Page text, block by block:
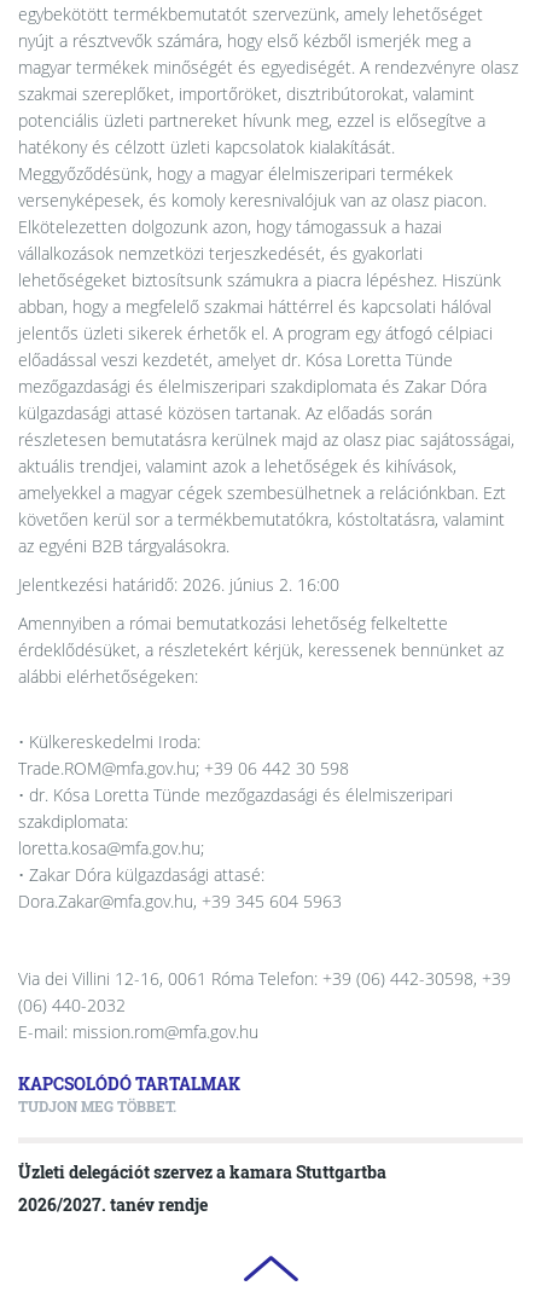
egybekötött termékbemutatót szervezünk, amely lehetőséget
nyújt a résztvevők számára, hogy első kézből ismerjék meg a
magyar termékek minőségét és egyediségét. A rendezvényre olasz
szakmai szereplőket, importőröket, disztribútorokat, valamint
potenciális üzleti partnereket hívunk meg, ezzel is elősegítve a
hatékony és célzott üzleti kapcsolatok kialakítását.
Meggyőződésünk, hogy a magyar élelmiszeripari termékek
versenyképesek, és komoly keresnivalójuk van az olasz piacon.
Elkötelezetten dolgozunk azon, hogy támogassuk a hazai
vállalkozások nemzetközi terjeszkedését, és gyakorlati
lehetőségeket biztosítsunk számukra a piacra lépéshez. Hiszünk
abban, hogy a megfelelő szakmai háttérrel és kapcsolati hálóval
jelentős üzleti sikerek érhetők el. A program egy átfogó célpiaci
előadással veszi kezdetét, amelyet dr. Kósa Loretta Tünde
mezőgazdasági és élelmiszeripari szakdiplomata és Zakar Dóra
külgazdasági attasé közösen tartanak. Az előadás során
részletesen bemutatásra kerülnek majd az olasz piac sajátosságai,
aktuális trendjei, valamint azok a lehetőségek és kihívások,
amelyekkel a magyar cégek szembesülhetnek a relációnkban. Ezt
követően kerül sor a termékbemutatókra, kóstoltatásra, valamint
az egyéni B2B tárgyalásokra.
Jelentkezési határidő: 2026. június 2. 16:00
Amennyiben a római bemutatkozási lehetőség felkeltette
érdeklődésüket, a részletekért kérjük, keressenek bennünket az
alábbi elérhetőségeken:
• Külkereskedelmi Iroda:
Trade.ROM@mfa.gov.hu; +39 06 442 30 598
• dr. Kósa Loretta Tünde mezőgazdasági és élelmiszeripari
szakdiplomata:
loretta.kosa@mfa.gov.hu;
• Zakar Dóra külgazdasági attasé:
Dora.Zakar@mfa.gov.hu, +39 345 604 5963
Via dei Villini 12-16, 0061 Róma Telefon: +39 (06) 442-30598, +39
(06) 440-2032
E-mail: mission.rom@mfa.gov.hu
KAPCSOLÓDÓ TARTALMAK
TUDJON MEG TÖBBET.
Üzleti delegációt szervez a kamara Stuttgartba
2026/2027. tanév rendje